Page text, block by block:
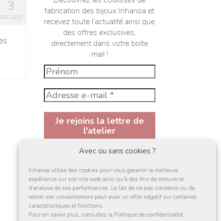
Avec ou sans cookies ?
Inhanoa utilise des cookies pour vous garantir la meilleure
expérience sur son site web ainsi qu'à des fins de mesure et
d'analyse de ses performances. Le fait de ne pas consentir ou de
retirer son consentement peut avoir un effet négatif sur certaines
caractéristiques et fonctions.
Pour en savoir plus, consultez la Politique de confidentialité.
3
DÉC 2023
fabrication des bijoux Inhanoa et
recevez toute l’actualité ainsi que
des offres exclusives,
directement dans votre boite
mail !
En vous inscrivant à la newsletter,
des offres de la par d'Inhanoa ainsi
que sapolitique de confidentialité
J'accepte